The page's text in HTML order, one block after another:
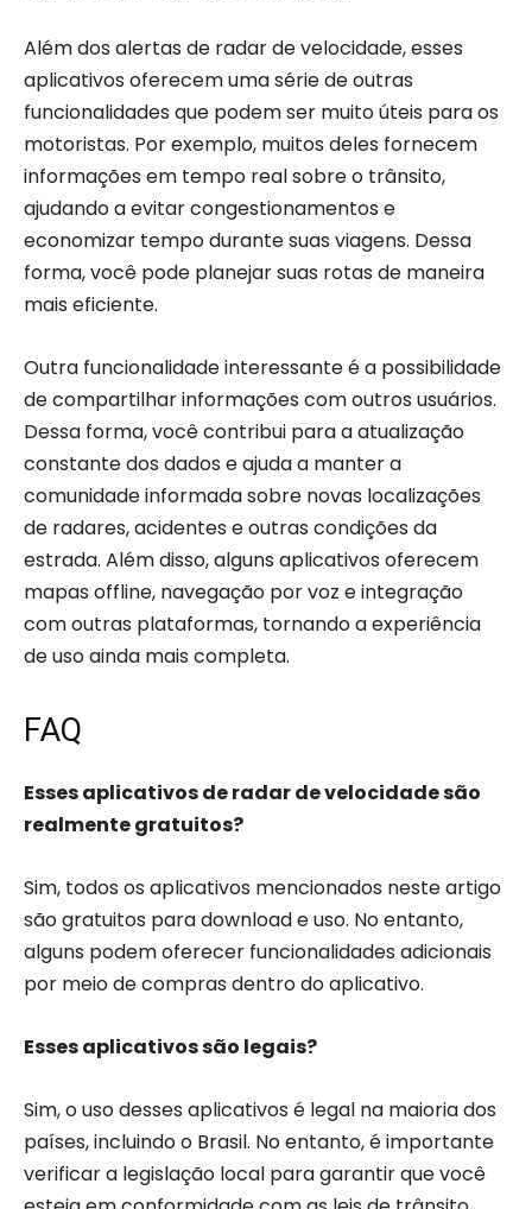
Além dos alertas de radar de velocidade, esses
aplicativos oferecem uma série de outras
funcionalidades que podem ser muito úteis para os
motoristas. Por exemplo, muitos deles fornecem
informações em tempo real sobre o trânsito,
ajudando a evitar congestionamentos e
economizar tempo durante suas viagens. Dessa
forma, você pode planejar suas rotas de maneira
mais eficiente.
Outra funcionalidade interessante é a possibilidade
de compartilhar informações com outros usuários.
Dessa forma, você contribui para a atualização
constante dos dados e ajuda a manter a
comunidade informada sobre novas localizações
de radares, acidentes e outras condições da
estrada. Além disso, alguns aplicativos oferecem
mapas offline, navegação por voz e integração
com outras plataformas, tornando a experiência
de uso ainda mais completa.
FAQ
Esses aplicativos de radar de velocidade são
realmente gratuitos?
Sim, todos os aplicativos mencionados neste artigo
são gratuitos para download e uso. No entanto,
alguns podem oferecer funcionalidades adicionais
por meio de compras dentro do aplicativo.
Esses aplicativos são legais?
Sim, o uso desses aplicativos é legal na maioria dos
países, incluindo o Brasil. No entanto, é importante
verificar a legislação local para garantir que você